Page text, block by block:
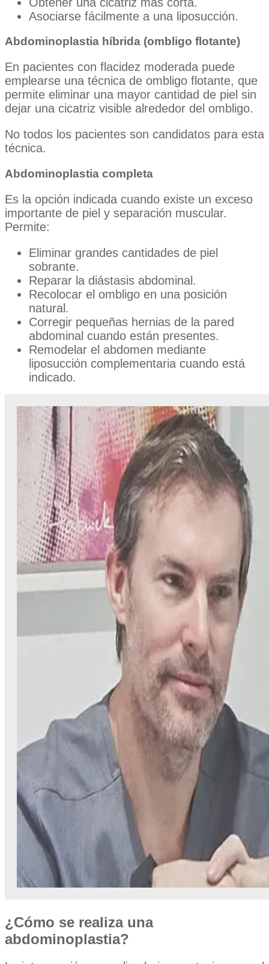
Asociarse fácilmente a una liposucción.
Abdominoplastia híbrida (ombligo flotante)
En pacientes con flacidez moderada puede
emplearse una técnica de ombligo flotante, que
permite eliminar una mayor cantidad de piel sin
dejar una cicatriz visible alrededor del ombligo.
No todos los pacientes son candidatos para esta
técnica.
Abdominoplastia completa
Es la opción indicada cuando existe un exceso
importante de piel y separación muscular.
Permite:
Eliminar grandes cantidades de piel
sobrante.
Reparar la diástasis abdominal.
Recolocar el ombligo en una posición
natural.
Corregir pequeñas hernias de la pared
abdominal cuando están presentes.
Remodelar el abdomen mediante
liposucción complementaria cuando está
indicado.
¿Cómo se realiza una
abdominoplastia?